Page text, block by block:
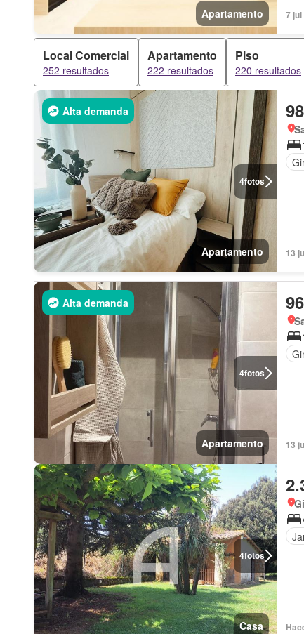
Apartamento 7 jul
Local Comercial
252 resultados
Apartamento
222 resultados
Piso
220 resultados
4fotos
Alta demanda
Apartamento 13
4fotos
Alta demanda
Apartamento 13
4fotos
Casa